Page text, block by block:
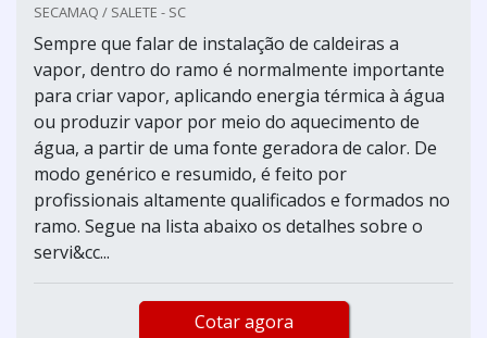
SECAMAQ / SALETE - SC
Sempre que falar de instalação de caldeiras a
vapor, dentro do ramo é normalmente importante
para criar vapor, aplicando energia térmica à água
ou produzir vapor por meio do aquecimento de
água, a partir de uma fonte geradora de calor. De
modo genérico e resumido, é feito por
profissionais altamente qualificados e formados no
ramo. Segue na lista abaixo os detalhes sobre o
servi&cc...
Cotar agora